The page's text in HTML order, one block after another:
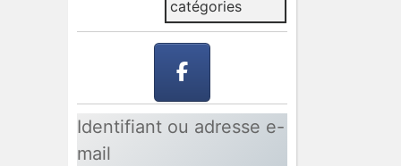
catégories
Identifiant ou adresse e-
mail